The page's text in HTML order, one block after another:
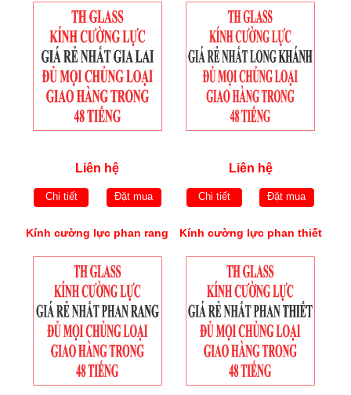
Liên hệ
Chi tiết Đặt mua
Liên hệ
Chi tiết Đặt mua
Kính cường lực phan rang Kính cường lực phan thiết